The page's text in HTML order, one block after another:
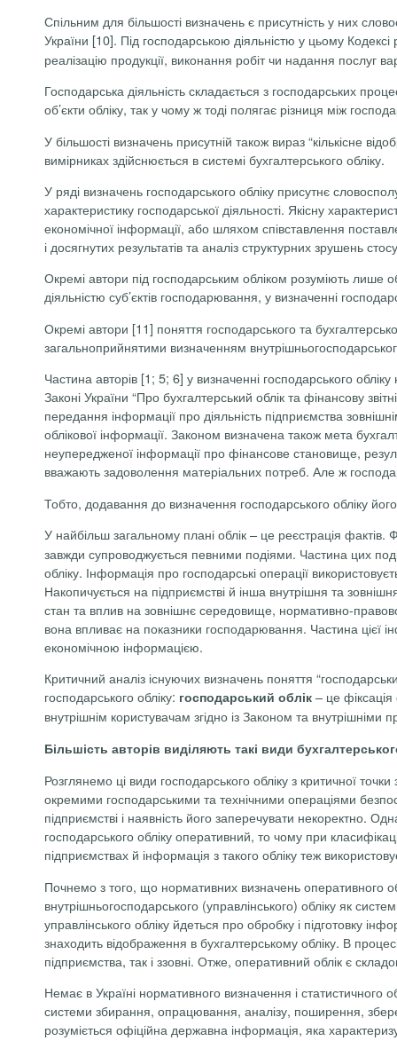
Спільним для більшості визначень є присутність у них
України [10]. Під господарською діяльністю у цьому
реалізацію продукції, виконання робіт чи надання послуг
Господарська діяльність складається з господарських
об’єкти обліку, так у чому ж тоді полягає різниця між
У більшості визначень присутній також вираз “кількісне
вимірниках здійснюється в системі бухгалтерського обліку.
У ряді визначень господарського обліку присутнє
характеристику господарської діяльності. Якісну
економічної інформації, або шляхом співставлення
і досягнутих результатів та аналіз структурних зрушень
Окремі автори під господарським обліком розуміють лише
діяльністю суб’єктів господарювання, у визначенні
Окремі автори [11] поняття господарського та
загальноприйнятими визначенням
Частина авторів [1; 5; 6] у визначенні господарського
Законі України “Про бухгалтерський облік та фінансову
передання інформації про діяльність підприємства
облікової інформації. Законом визначена також мета
неупередженої інформації про фінансове становище,
вважають задоволення матеріальних потреб. Але ж
Тобто, додавання до визначення господарського обліку
У найбільш загальному плані облік – це реєстрація фактів.
завжди супроводжується певними подіями. Частина цих
обліку. Інформація про господарські операції
Накопичується на підприємстві й інша внутрішня та
стан та вплив на зовнішнє середовище, нормативно-
вона впливає на показники господарювання. Частина цієї
економічною інформацією.
Критичний аналіз існуючих визначень поняття
господарського обліку: господарський облік – це
внутрішнім користувачам згідно із Законом та
Більшість авторів виділяють такі види
Розглянемо ці види господарського обліку з критичної
окремими господарськими та технічними операціями
підприємстві і наявність його заперечувати некоректно.
господарського обліку оперативний, то чому при
підприємствах й інформація з такого обліку теж
Почнемо з того, що нормативних визначень оперативного
внутрішньогосподарського (управлінського) обліку як
управлінського обліку йдеться про обробку і підготовку
знаходить відображення в бухгалтерському обліку. В
підприємства, так і ззовні. Отже, оперативний облік є
Немає в Україні нормативного визначення і статистичного
системи збирання, опрацювання, аналізу, поширення,
розуміється офіційна державна інформація, яка